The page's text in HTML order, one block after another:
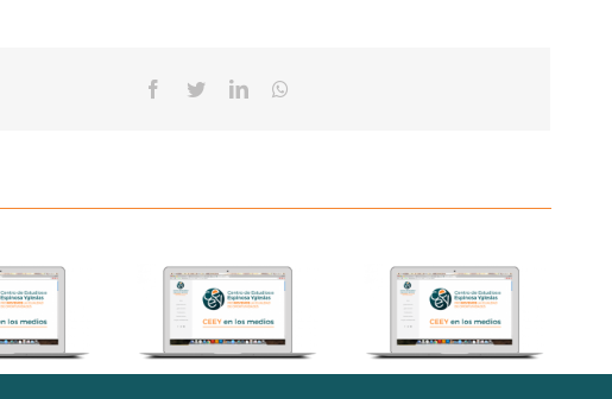
Facebook
TwitterLinkedin